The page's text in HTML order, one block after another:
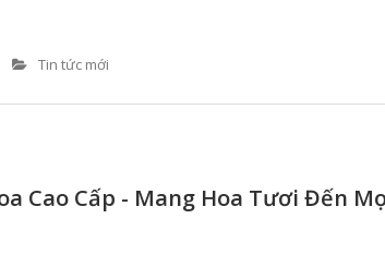
Tin tức mới
Cao Cấp - Mang Hoa Tươi Đến